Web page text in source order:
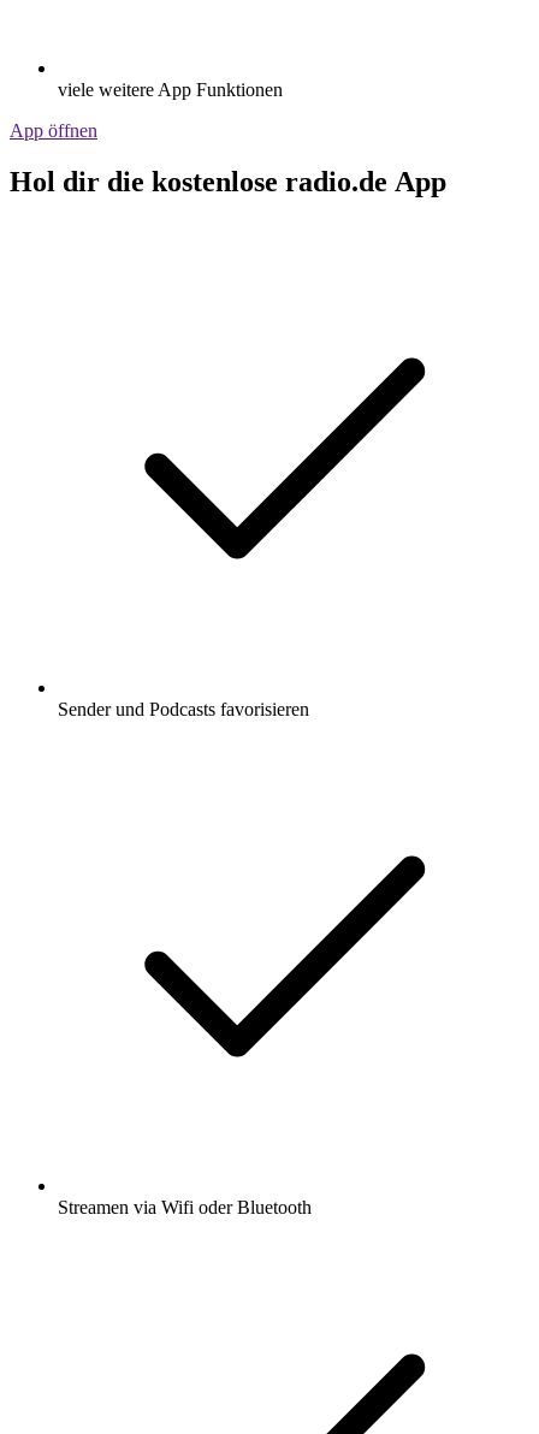
viele weitere App Funktionen
App öffnen
Hol dir die kostenlose radio.de App
Sender und Podcasts favorisieren
Streamen via Wifi oder Bluetooth